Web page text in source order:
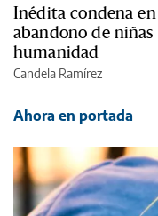
Inédita condena en
abandono de
humanidad
Candela Ramírez
Ahora en portada